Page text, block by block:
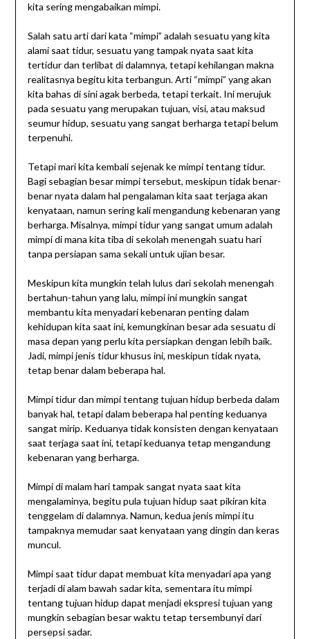
kita sering mengabaikan mimpi.
Salah satu arti dari kata “mimpi” adalah sesuatu yang kita
alami saat tidur, sesuatu yang tampak nyata saat kita
tertidur dan terlibat di dalamnya, tetapi kehilangan makna
realitasnya begitu kita terbangun. Arti “mimpi” yang akan
kita bahas di sini agak berbeda, tetapi terkait. Ini merujuk
pada sesuatu yang merupakan tujuan, visi, atau maksud
seumur hidup, sesuatu yang sangat berharga tetapi belum
terpenuhi.
Tetapi mari kita kembali sejenak ke mimpi tentang tidur.
Bagi sebagian besar mimpi tersebut, meskipun tidak benar-
benar nyata dalam hal pengalaman kita saat terjaga akan
kenyataan, namun sering kali mengandung kebenaran yang
berharga. Misalnya, mimpi tidur yang sangat umum adalah
mimpi di mana kita tiba di sekolah menengah suatu hari
tanpa persiapan sama sekali untuk ujian besar.
Meskipun kita mungkin telah lulus dari sekolah menengah
bertahun-tahun yang lalu, mimpi ini mungkin sangat
membantu kita menyadari kebenaran penting dalam
kehidupan kita saat ini, kemungkinan besar ada sesuatu di
masa depan yang perlu kita persiapkan dengan lebih baik.
Jadi, mimpi jenis tidur khusus ini, meskipun tidak nyata,
tetap benar dalam beberapa hal.
Mimpi tidur dan mimpi tentang tujuan hidup berbeda dalam
banyak hal, tetapi dalam beberapa hal penting keduanya
sangat mirip. Keduanya tidak konsisten dengan kenyataan
saat terjaga saat ini, tetapi keduanya tetap mengandung
kebenaran yang berharga.
Mimpi di malam hari tampak sangat nyata saat kita
mengalaminya, begitu pula tujuan hidup saat pikiran kita
tenggelam di dalamnya. Namun, kedua jenis mimpi itu
tampaknya memudar saat kenyataan yang dingin dan keras
muncul.
Mimpi saat tidur dapat membuat kita menyadari apa yang
terjadi di alam bawah sadar kita, sementara itu mimpi
tentang tujuan hidup dapat menjadi ekspresi tujuan yang
mungkin sebagian besar waktu tetap tersembunyi dari
persepsi sadar.